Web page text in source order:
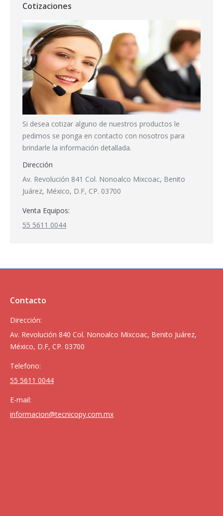
Cotizaciones
Si desea cotizar alguno de nuestros productos le
pedimos se ponga en contacto con nosotros para
brindarle la información detallada.
Dirección
Av. Revolución 841 Col. Nonoalco Mixcoac, Benito
Juárez, México, D.F, CP. 03700
Venta Equipos:
55 5611 0044
Contacto
Dirección:
Av. Revolución 840 Col. Nonoalco Mixcoac, Benito Juárez,
México, D.F, CP. 03700
Telefono:
55 5611 0044
E-mail:
informacion@tecnicopy.com.mx